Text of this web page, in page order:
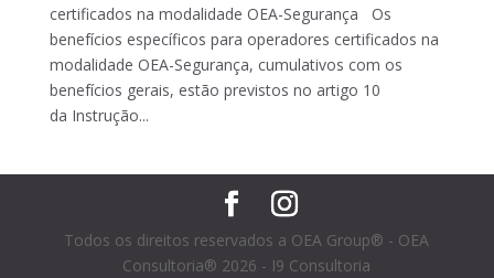
certificados na modalidade OEA-Segurança Os
benefícios específicos para operadores certificados na
modalidade OEA-Segurança, cumulativos com os
benefícios gerais, estão previstos no artigo 10
da Instrução...
Todos os direitos reservados a OEA Group® - OEA
Consultoria® 2026 - I9 Consultoria